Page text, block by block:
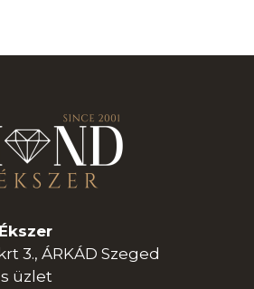
3., ÁRKÁD Szeged
üzlet